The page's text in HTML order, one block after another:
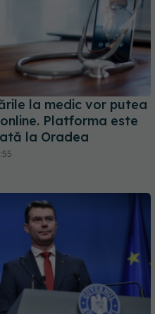
la medic vor putea
Platforma este
la Oradea